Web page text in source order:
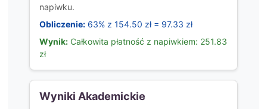
napiwku.
Obliczenie: 63% z 154.50 zł = 97.33 zł
Wynik: Całkowita płatność z napiwkiem: 251.83
zł
Wyniki Akademickie